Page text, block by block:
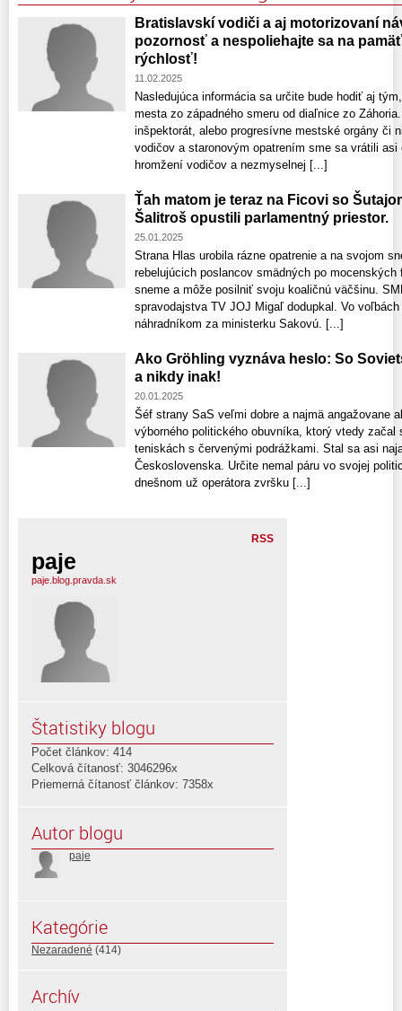
Bratislavskí vodiči a aj motorizovaní
pozornosť a nespoliehajte sa na
rýchlosť!
11.02.2025
Nasledujúca informácia sa určite bude hodiť aj
mesta zo západného smeru od diaľnice zo
inšpektorát, alebo progresívne mestské orgány či
vodičov a staronovým opatrením sme sa vrátili
hromžení vodičov a nezmyselnej [...]
Ťah matom je teraz na Ficovi so
Šalitroš opustili parlamentný priestor.
25.01.2025
Strana Hlas urobila rázne opatrenie a na svojom
rebelujúcich poslancov smädných po
sneme a môže posilniť svoju koaličnú väčšinu.
spravodajstva TV JOJ Migaľ dodupkal. Vo
náhradníkom za ministerku Sakovú. [...]
Ako Gröhling vyznáva heslo: So
a nikdy inak!
20.01.2025
Šéf strany SaS veľmi dobre a najmä angažovane
výborného politického obuvníka, ktorý vtedy začal
teniskách s červenými podrážkami. Stal sa asi
Československa. Určite nemal páru vo svojej
dnešnom už operátora zvršku [...]
RSS
paje
paje.blog.pravda.sk
Štatistiky blogu
Počet článkov: 414
Celková čítanosť: 3046296x
Priemerná čítanosť článkov: 7358x
Autor blogu
paje
Kategórie
Nezaradené (414)
Archív